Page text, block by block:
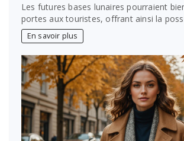
Les futures bases lunaires pourraient
portes aux touristes, offrant ainsi la
En savoir plus